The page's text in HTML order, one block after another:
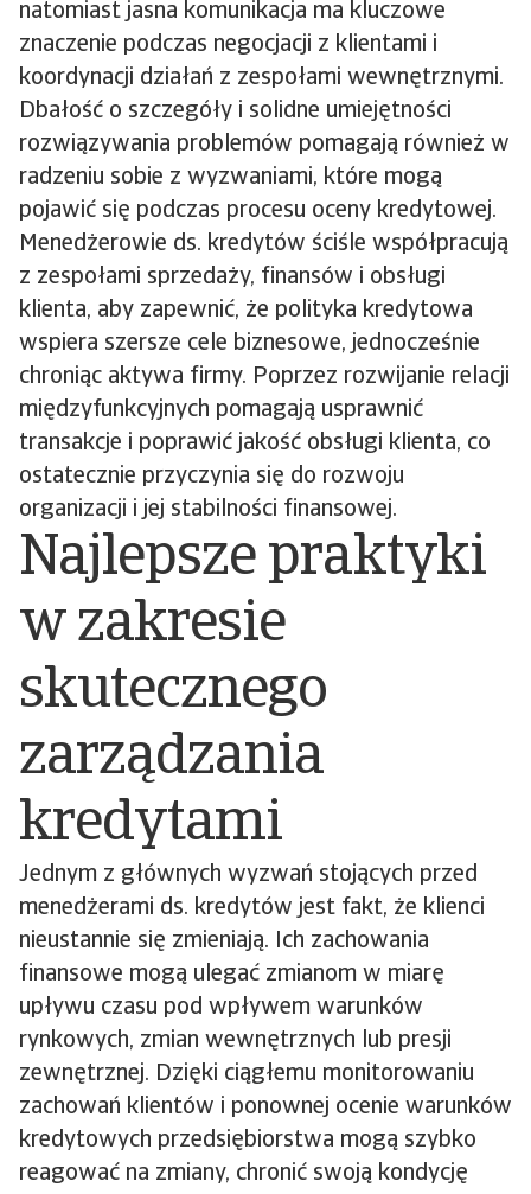
natomiast jasna komunikacja ma kluczowe
znaczenie podczas negocjacji z klientami i
koordynacji działań z zespołami wewnętrznymi.
Dbałość o szczegóły i solidne umiejętności
rozwiązywania problemów pomagają również w
radzeniu sobie z wyzwaniami, które mogą
pojawić się podczas procesu oceny kredytowej.
Menedżerowie ds. kredytów ściśle współpracują
z zespołami sprzedaży, finansów i obsługi
klienta, aby zapewnić, że polityka kredytowa
wspiera szersze cele biznesowe, jednocześnie
chroniąc aktywa firmy. Poprzez rozwijanie relacji
międzyfunkcyjnych pomagają usprawnić
transakcje i poprawić jakość obsługi klienta, co
ostatecznie przyczynia się do rozwoju
organizacji i jej stabilności finansowej.
Najlepsze praktyki
w zakresie
skutecznego
zarządzania
kredytami
Jednym z głównych wyzwań stojących przed
menedżerami ds. kredytów jest fakt, że klienci
nieustannie się zmieniają. Ich zachowania
finansowe mogą ulegać zmianom w miarę
upływu czasu pod wpływem warunków
rynkowych, zmian wewnętrznych lub presji
zewnętrznej. Dzięki ciągłemu monitorowaniu
zachowań klientów i ponownej ocenie warunków
kredytowych przedsiębiorstwa mogą szybko
reagować na zmiany, chronić swoją kondycję